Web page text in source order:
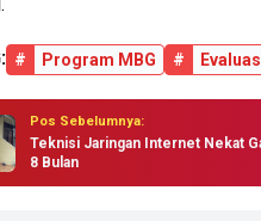
# Program MBG #
Pos Sebelumnya:
Teknisi Jaringan Internet Nekat
8 Bulan